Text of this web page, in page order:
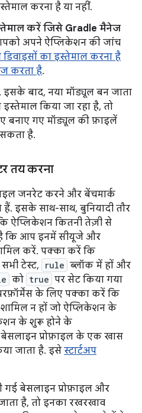
करना है या नहीं.
करें जिसे Gradle मैनेज
अपने ऐप्लिकेशन की जांच
का इस्तेमाल करना है
करता है.
बाद, नया मॉड्यूल बन जाता
किया जा रहा है, तो
बनाए गए मॉड्यूल की फ़ाइलें
है.
तय करना
जनरेट करने और बेंचमार्क
इसके साथ-साथ, बुनियादी तौर
ऐप्लिकेशन कितनी तेज़ी से
है कि आप इनमें सीयूजे और
करें. पक्का करें कि
टेस्ट,
rule ब्लॉक में हों और
को true पर सेट किया गया
के लिए पक्का करें कि
शामिल न हों जो ऐप्लिकेशन के
के शुरू होने के
प्रोफ़ाइल के एक खास
जाता है. इसे स्टार्टअप
बेसलाइन प्रोफ़ाइल और
है, तो इनका रखरखाव